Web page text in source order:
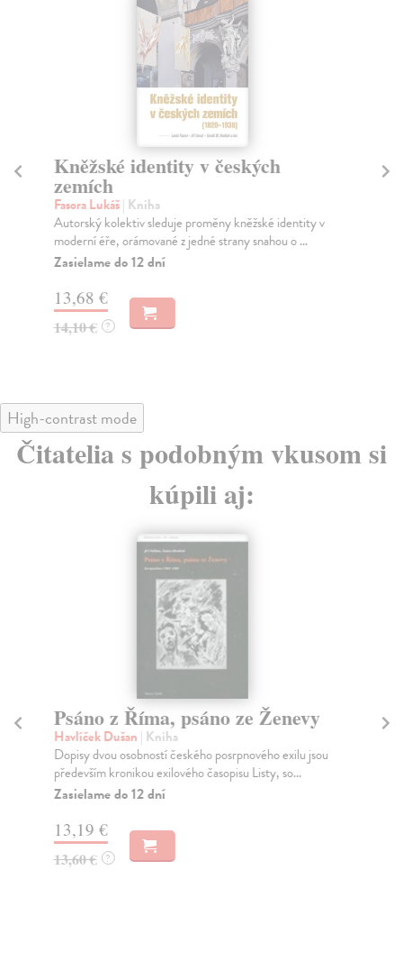
Kněžské identity v českých
zemích
Fasora Lukáš| Kniha
Autorský kolektiv sleduje proměny kněžské identity v
moderní éře, orámované z jedné strany snahou o ...
Zasielame do 12 dní
13,68 €
14,10 € ?
High-contrast mode
Čitatelia s podobným vkusom si
kúpili aj:
Psáno z Říma, psáno ze Ženevy
Havlíček Dušan | Kniha
Dopisy dvou osobností českého posrpnového exilu jsou
především kronikou exilového časopisu Listy, so...
Zasielame do 12 dní
13,19 €
13,60 € ?